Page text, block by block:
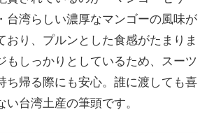
台湾らしい濃厚なマンゴーの風味が
おり、プルンとした食感がたまりま
もしっかりとしているため、スーツ
ち帰る際にも安心。誰に渡しても喜
い台湾土産の筆頭です。